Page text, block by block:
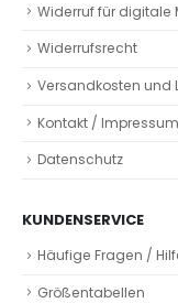
Widerruf für digitale
Widerrufsrecht
Versandkosten und
Kontakt / Impressum
Datenschutz
KUNDENSERVICE
Häufige Fragen /
Größentabellen